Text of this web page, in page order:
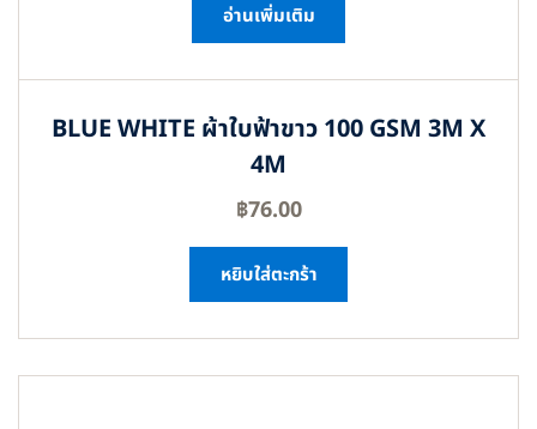
อ่านเพิ่มเติม
BLUE WHITE ผ้าใบฟ้าขาว 100 GSM 3M X
4M
฿76.00
หยิบใส่ตะกร้า